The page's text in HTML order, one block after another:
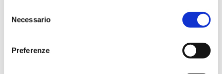
delNecessario
Preferenze
Biglietto urbano
Biglietti Treviso Card e intera rete